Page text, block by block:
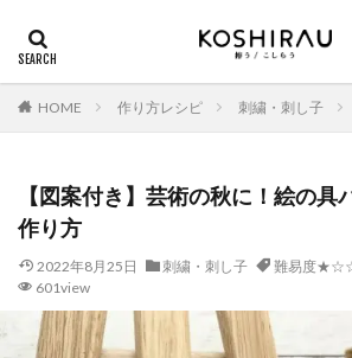
HOME 作り方レシピ 刺繍・刺し子
【図案付き】芸術の秋に！絵の具
作り方
2022年8月25日 刺繍・刺し子 難易度
601view